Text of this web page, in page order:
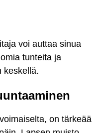
voi auttaa sinua
tunteita ja
keskellä.
on tärkeää